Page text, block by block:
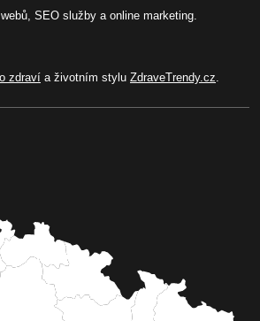
SEO služby a online marketing.
zdraví a životním stylu ZdraveTrendy.cz.